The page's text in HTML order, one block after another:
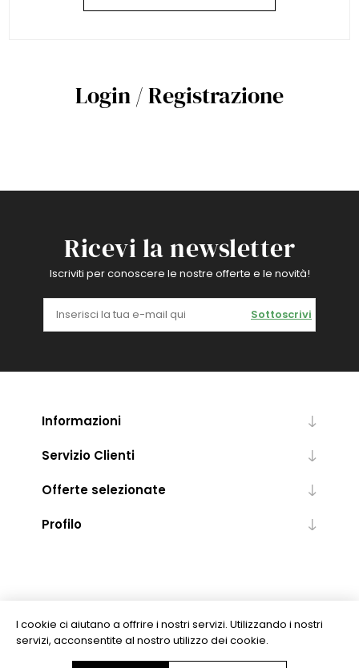
Login / Registrazione
Ricevi la newsletter
Iscriviti per conoscere le nostre offerte e le novità!
Sottoscrivi
Informazioni
Servizio Clienti
Offerte selezionate
Profilo
I cookie ci aiutano a offrire i nostri servizi. Utilizzando i nostri
servizi, acconsentite al nostro utilizzo dei cookie.